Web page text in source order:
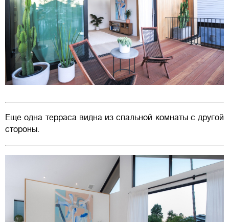
Еще одна терраса видна из спальной комнаты с другой
стороны.